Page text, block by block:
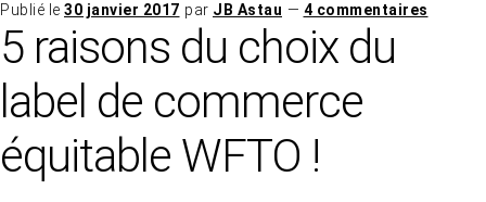
Publié le 30 janvier 2017 par JB Astau — 4 commentaires
5 raisons du choix du
label de commerce
équitable WFTO !